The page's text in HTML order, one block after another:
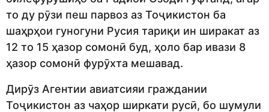
то ду рӯзи пеш парвоз аз Тоҷикистон ба
шаҳрҳои гуногуни Русия тариқи ин ширакат аз
12 то 15 ҳазор сомонӣ буд, ҳоло бар ивази 8
ҳазор сомонӣ фурӯхта мешавад.
Дирӯз Агентии авиатсияи граждании
Тоҷикистон аз чаҳор ширкати русӣ, бо шумули